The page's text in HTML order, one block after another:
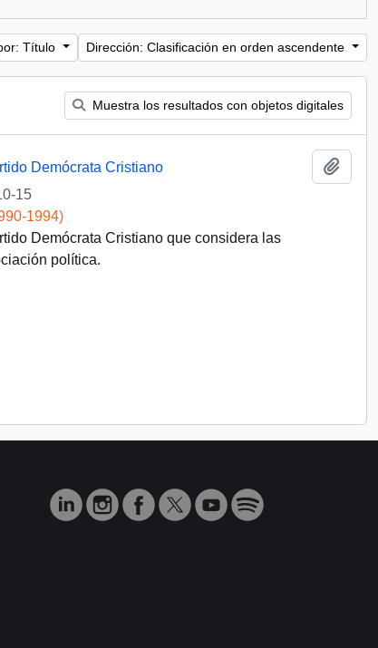
Título Dirección: Clasificación en orden ascendente
Muestra los resultados con objetos digitales
Demócrata Cristiano
15
1994)
Demócrata Cristiano que considera las
política.